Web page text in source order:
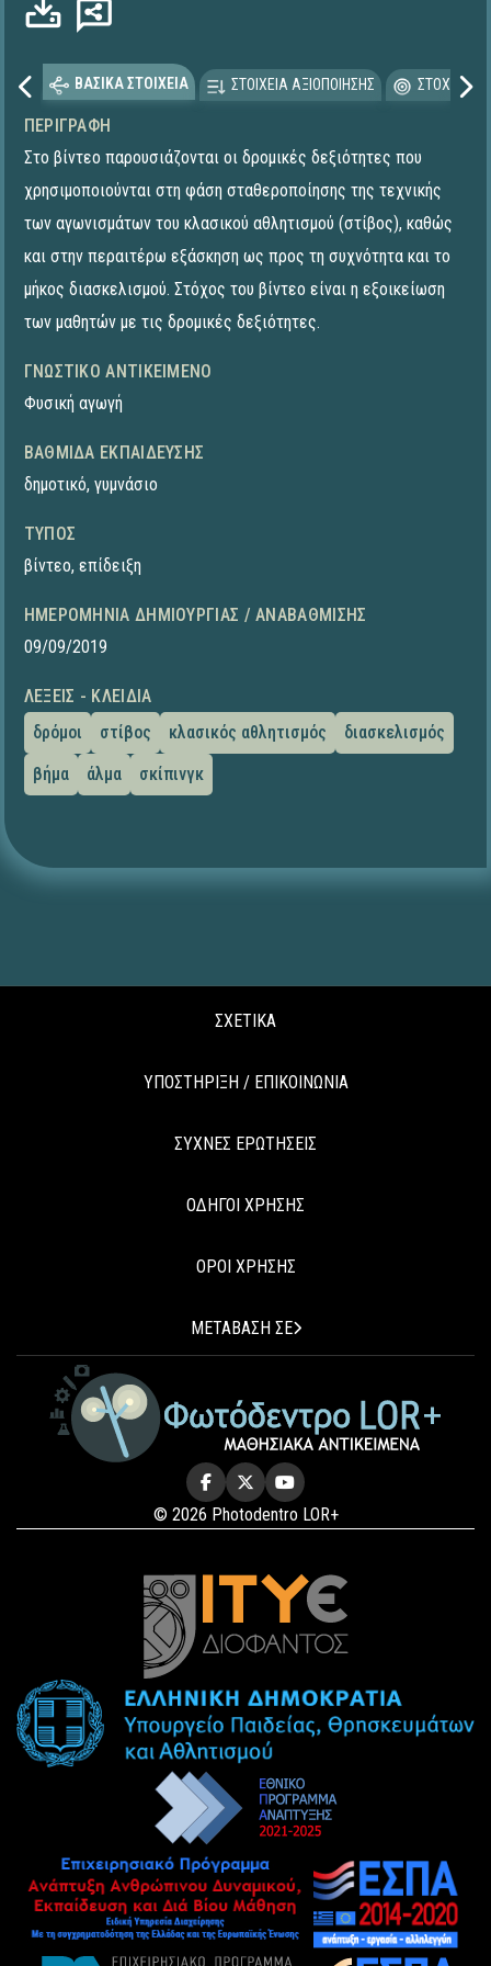
ΒΑΣΙΚΑ ΣΤΟΙΧΕΙΑ ΣΤΟΙΧΕΙΑ ΑΞΙΟΠΟΙΗΣΗΣ
ΠΕΡΙΓΡΑΦΉ
Στο βίντεο παρουσιάζονται οι δρομικές δεξιότητες που
χρησιμοποιούνται στη φάση σταθεροποίησης της τεχνικής
των αγωνισμάτων του κλασικού αθλητισμού (στίβος), καθώς
και στην περαιτέρω εξάσκηση ως προς τη συχνότητα και το
μήκος διασκελισμού. Στόχος του βίντεο είναι η εξοικείωση
των μαθητών με τις δρομικές δεξιότητες.
ΓΝΩΣΤΙΚΌ ΑΝΤΙΚΕΊΜΕΝΟ
Φυσική αγωγή
ΒΑΘΜΊΔΑ ΕΚΠΑΊΔΕΥΣΗΣ
δημοτικό, γυμνάσιο
ΤΎΠΟΣ
βίντεο, επίδειξη
ΗΜΕΡΟΜΗΝΊΑ ΔΗΜΙΟΥΡΓΊΑΣ / ΑΝΑΒΆΘΜΙΣΗΣ
09/09/2019
ΛΈΞΕΙΣ - ΚΛΕΙΔΙΆ
δρόμοι
στίβος κλασικός αθλητισμός
διασκελισμός
βήμα
άλμα σκίπινγκ
ΣΧΕΤΙΚΑ
ΥΠΟΣΤΗΡΙΞΗ / ΕΠΙΚΟΙΝΩΝΙΑ
ΣΥΧΝΕΣ ΕΡΩΤΗΣΕΙΣ
ΟΔΗΓΟΙ ΧΡΗΣΗΣ
ΟΡΟΙ ΧΡΗΣΗΣ
ΜΕΤΑΒΑΣΗ ΣΕ
© 2026 Photodentro LOR+